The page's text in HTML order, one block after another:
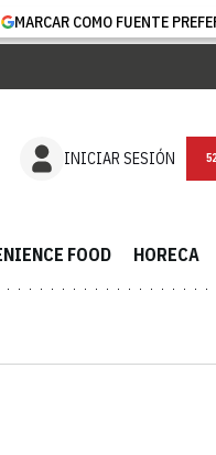
MARCAR COMO FUENTE
INICIAR SESIÓN
FOOD HORECA